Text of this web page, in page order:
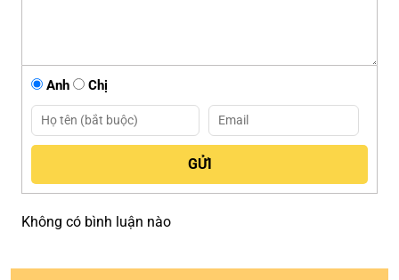
Anh Chị
Không có bình luận nào